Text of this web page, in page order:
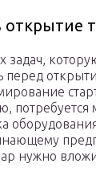
задач,
нужно